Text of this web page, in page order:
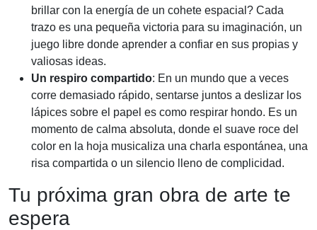
brillar con la energía de un cohete espacial? Cada
trazo es una pequeña victoria para su imaginación, un
juego libre donde aprender a confiar en sus propias y
valiosas ideas.
Un respiro compartido: En un mundo que a veces
corre demasiado rápido, sentarse juntos a deslizar los
lápices sobre el papel es como respirar hondo. Es un
momento de calma absoluta, donde el suave roce del
color en la hoja musicaliza una charla espontánea, una
risa compartida o un silencio lleno de complicidad.
Tu próxima gran obra de arte te
espera